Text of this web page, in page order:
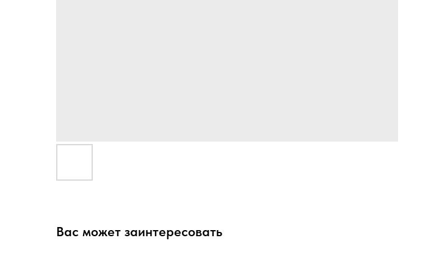
Вас может заинтересовать